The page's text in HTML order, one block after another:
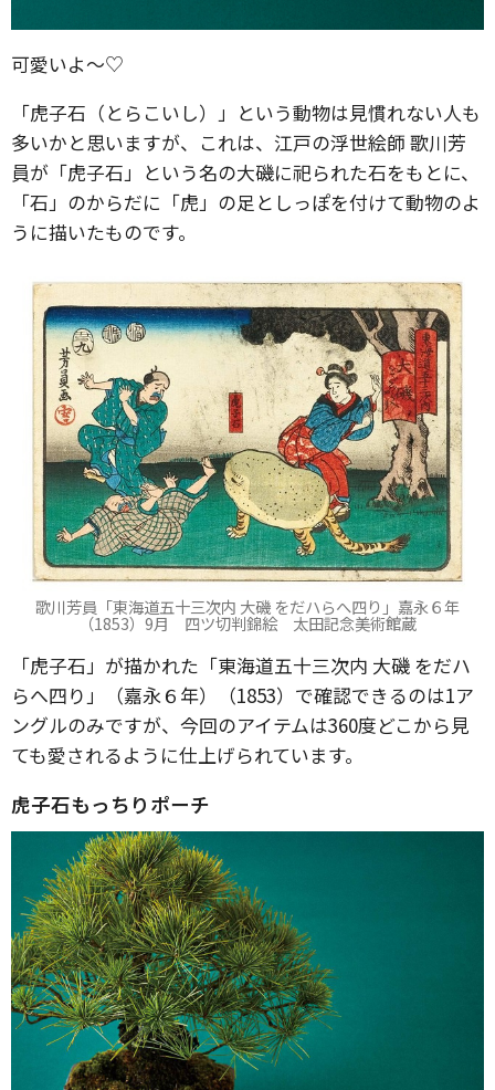
可愛いよ〜♡
「虎子石（とらこいし）」という動物は見慣れない人も
多いかと思いますが、これは、江戸の浮世絵師 歌川芳
員が「虎子石」という名の大磯に祀られた石をもとに、
「石」のからだに「虎」の足としっぽを付けて動物のよ
うに描いたものです。
歌川芳員「東海道五十三次内 大磯 をだハらへ四り」嘉永６年
（1853）9月 四ツ切判錦絵 太田記念美術館蔵
「虎子石」が描かれた「東海道五十三次内 大磯 をだハ
らへ四り」（嘉永６年）（1853）で確認できるのは1ア
ングルのみですが、今回のアイテムは360度どこから見
ても愛されるように仕上げられています。
虎子石もっちりポーチ